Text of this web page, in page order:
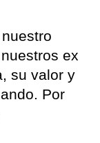
ex
su valor y
Por